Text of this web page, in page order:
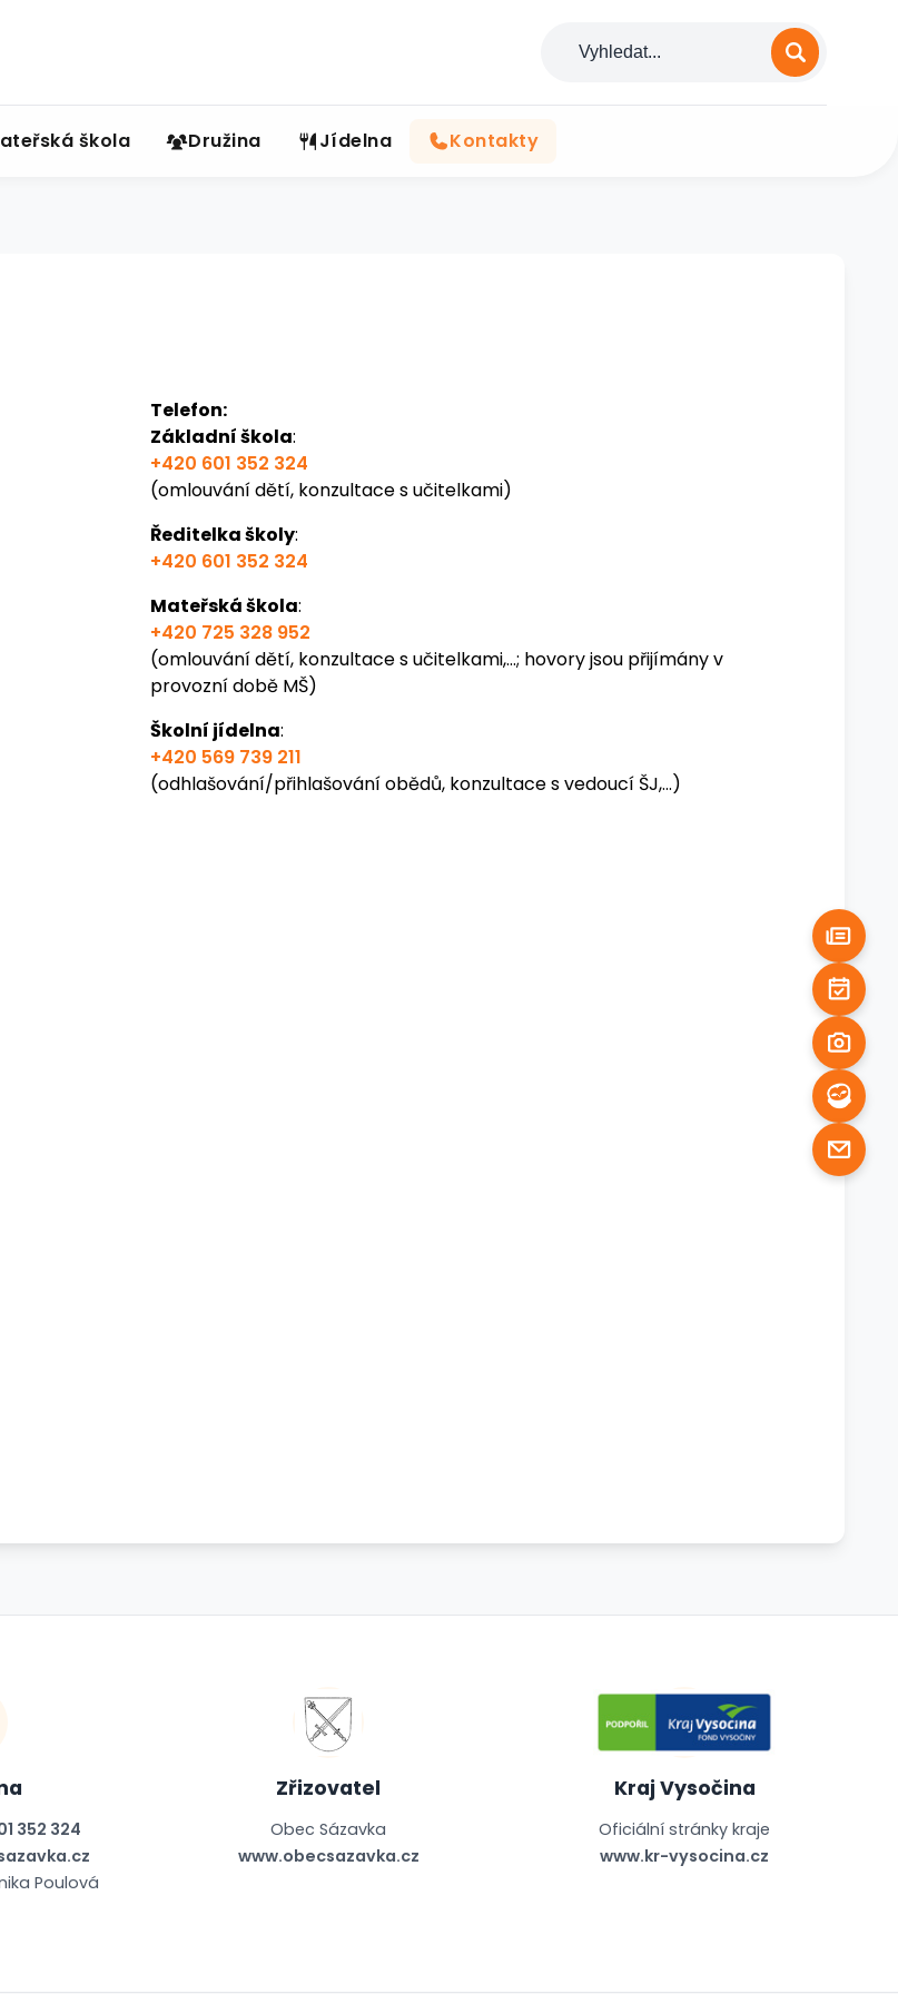
škola Družina Jídelna Kontakty
Telefon:
Základní škola:
+420 601 352 324
(omlouvání dětí, konzultace s učitelkami)
Ředitelka školy:
+420 601 352 324
Mateřská škola:
+420 725 328 952
(omlouvání dětí, konzultace s učitelkami,...; hovory jsou přijímány v
provozní době MŠ)
Školní jídelna:
+420 569 739 211
(odhlašování/přihlašování obědů, konzultace s vedoucí ŠJ,...)
352 324
Poulová
Zřizovatel
Obec Sázavka
www.obecsazavka.cz
Kraj Vysočina
Oficiální stránky kraje
www.kr-vysocina.cz